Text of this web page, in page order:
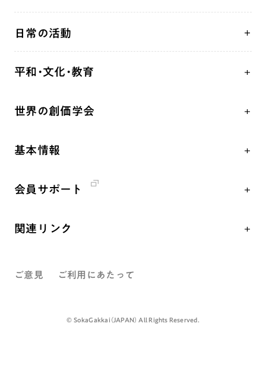
祈り
聖典
釈尊～法華経
創価学会の三代会長
第2代会長・戸田城聖先生
日常の活動
座談会
仏法を語る
年間の活動について
彼岸
平和・文化・教育
「人権文化」「ジェンダー平等」を促進
人道支援
展示活動
世界の創価学会
基本情報
創価学会 社会憲章
沿革
入会について
会員サポート
関連リンク
墓地公園・納骨堂
聖教ブックストア
ご意見 ご利用にあたって
©️ SokaGakkai（JAPAN） All Rights Reserved.